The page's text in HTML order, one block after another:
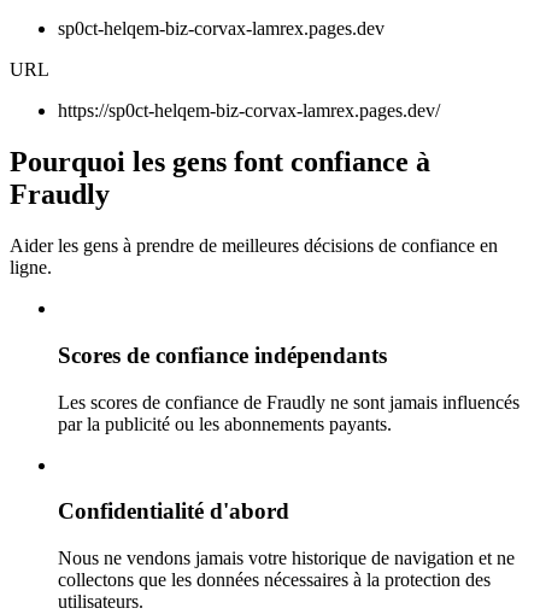
sp0ct-helqem-biz-corvax-lamrex.pages.dev
URL
https://sp0ct-helqem-biz-corvax-lamrex.pages.dev/
Pourquoi les gens font confiance à
Fraudly
Aider les gens à prendre de meilleures décisions de confiance en
ligne.
Scores de confiance indépendants
Les scores de confiance de Fraudly ne sont jamais influencés
par la publicité ou les abonnements payants.
Confidentialité d'abord
Nous ne vendons jamais votre historique de navigation et ne
collectons que les données nécessaires à la protection des
utilisateurs.